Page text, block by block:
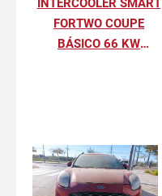
INTERCOOLER SMART
FORTWO COUPE
BÁSICO 66 KW